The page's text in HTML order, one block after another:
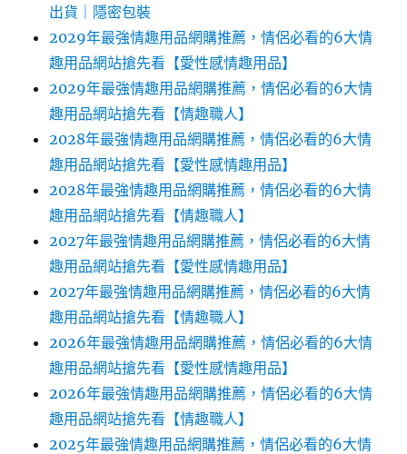
出貨｜隱密包裝
2029年最強情趣用品網購推薦，情侶必看的6大情
趣用品網站搶先看【愛性感情趣用品】
2029年最強情趣用品網購推薦，情侶必看的6大情
趣用品網站搶先看【情趣職人】
2028年最強情趣用品網購推薦，情侶必看的6大情
趣用品網站搶先看【愛性感情趣用品】
2028年最強情趣用品網購推薦，情侶必看的6大情
趣用品網站搶先看【情趣職人】
2027年最強情趣用品網購推薦，情侶必看的6大情
趣用品網站搶先看【愛性感情趣用品】
2027年最強情趣用品網購推薦，情侶必看的6大情
趣用品網站搶先看【情趣職人】
2026年最強情趣用品網購推薦，情侶必看的6大情
趣用品網站搶先看【愛性感情趣用品】
2026年最強情趣用品網購推薦，情侶必看的6大情
趣用品網站搶先看【情趣職人】
2025年最強情趣用品網購推薦，情侶必看的6大情